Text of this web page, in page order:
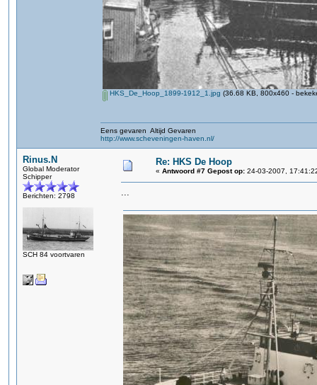
HKS_De_Hoop_1899-1912_1.jpg (36.68 KB, 800x460 -
Eens gevaren Altijd Gevaren
http://www.scheveningen-haven.nl/
Rinus.N
Global Moderator
Schipper
Berichten: 2798
SCH 84 voortvaren
Re: HKS De Hoop
« Antwoord #7 Gepost op: 24-03-2007,
...